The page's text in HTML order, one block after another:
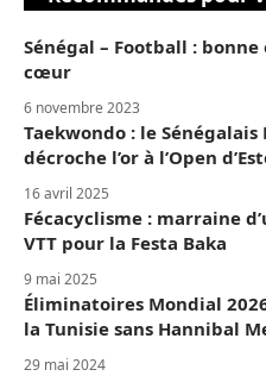
Sénégal – Football : bonne
cœur
6 novembre 2023
Taekwondo : le Sénégalais
décroche l’or à l’Open
16 avril 2025
Fécacyclisme : marraine
VTT pour la Festa Baka
9 mai 2025
Éliminatoires Mondial
la Tunisie sans Hannibal
29 mai 2024